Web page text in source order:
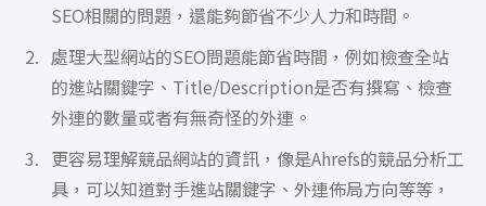
SEO相關的問題，還能夠節省不少人力和時間。
處理大型網站的SEO問題能節省時間，例如檢查全站
的進站關鍵字、Title/Description是否有撰寫、檢查
外連的數量或者有無奇怪的外連。
更容易理解競品網站的資訊，像是Ahrefs的競品分析工
具，可以知道對手進站關鍵字、外連佈局方向等等，